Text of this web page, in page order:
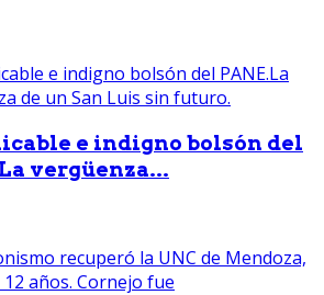
e indigno bolsón del
vergüenza...